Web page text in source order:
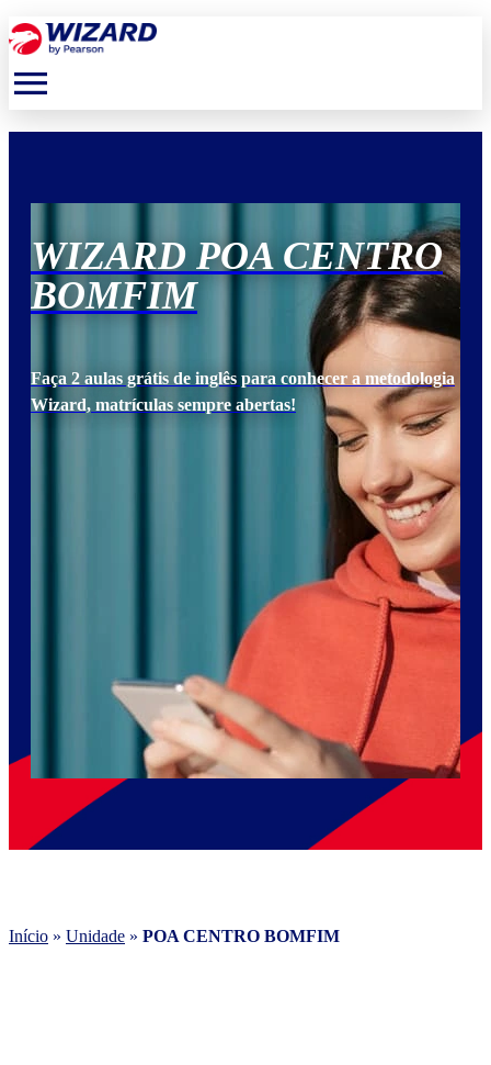
menu
WIZARD POA CENTRO
BOMFIM
Faça 2 aulas grátis de inglês para conhecer a metodologia
Wizard, matrículas sempre abertas!
Início » Unidade » POA CENTRO BOMFIM